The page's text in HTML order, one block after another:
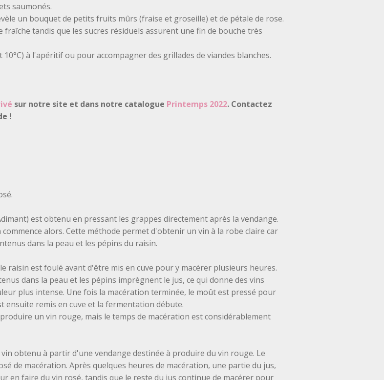
saumonés.
un bouquet de petits fruits mûrs (fraise et groseille) et de pétale de rose.
tandis que les sucres résiduels assurent une fin de bouche très
à l'apéritif ou pour accompagner des grillades de viandes blanches.
sur notre site et dans notre catalogue Printemps 2022. Contactez
!
est obtenu en pressant les grappes directement après la vendange.
alors. Cette méthode permet d'obtenir un vin à la robe claire car
dans la peau et les pépins du raisin.
raisin est foulé avant d'être mis en cuve pour y macérer plusieurs heures.
dans la peau et les pépins imprègnent le jus, ce qui donne des vins
plus intense. Une fois la macération terminée, le moût est pressé pour
ensuite remis en cuve et la fermentation débute.
un vin rouge, mais le temps de macération est considérablement
obtenu à partir d'une vendange destinée à produire du vin rouge. Le
de macération. Après quelques heures de macération, une partie du jus,
en faire du vin rosé, tandis que le reste du jus continue de macérer pour